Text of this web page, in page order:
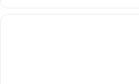
le
type
de